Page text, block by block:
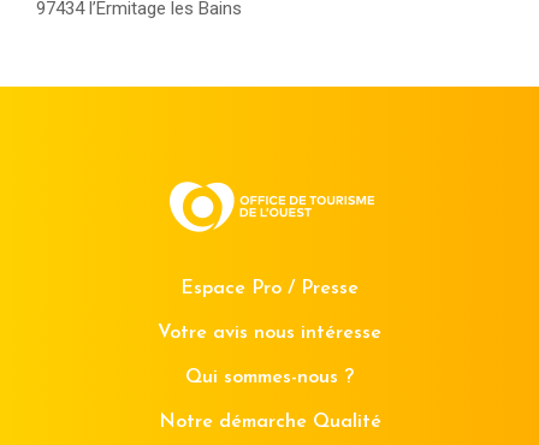
97434 l’Ermitage les Bains
Espace Pro / Presse
Votre avis nous intéresse
Qui sommes-nous ?
Notre démarche Qualité